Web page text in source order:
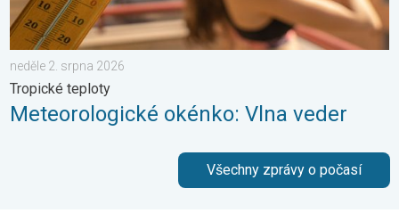
neděle 2. srpna 2026
Tropické teploty
Meteorologické okénko: Vlna veder
Všechny zprávy o počasí